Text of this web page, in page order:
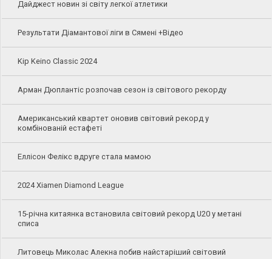
Дайджест новин зі світу легкої атлетики
Результати Діамантової ліги в Сямені +Відео
Kip Keino Classic 2024
Арман Дюплантіс розпочав сезон із світового рекорду
Американський квартет оновив світовий рекорд у
комбінованій естафеті
Еллісон Фелікс вдруге стала мамою
2024 Xiamen Diamond League
15-річна китаянка встановила світовий рекорд U20 у метані
списа
Литовець Миколас Алекна побив найстаріший світовий